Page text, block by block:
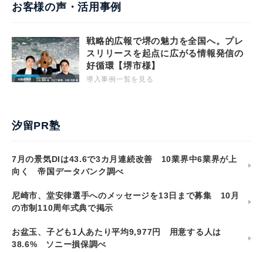
お客様の声・活用事例
戦略的広報で堺の魅力を全国へ。プレ
スリリースを起点に広がる情報発信の
好循環【堺市様】
導入事例一覧を見る
汐留PR塾
7月の景気DIは43.6で3カ月連続改善 10業界中6業界が上
向く 帝国データバンク調べ
尼崎市、堂安律選手へのメッセージを13日まで募集 10月
の市制110周年式典で掲示
お盆玉、子ども1人あたり平均9,977円 用意する人は
38.6% ソニー損保調べ